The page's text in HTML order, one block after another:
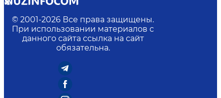
© 2001-2026 Все права защищены.
При использовании материалов с
данного сайта ссылка на сайт
обязательна.